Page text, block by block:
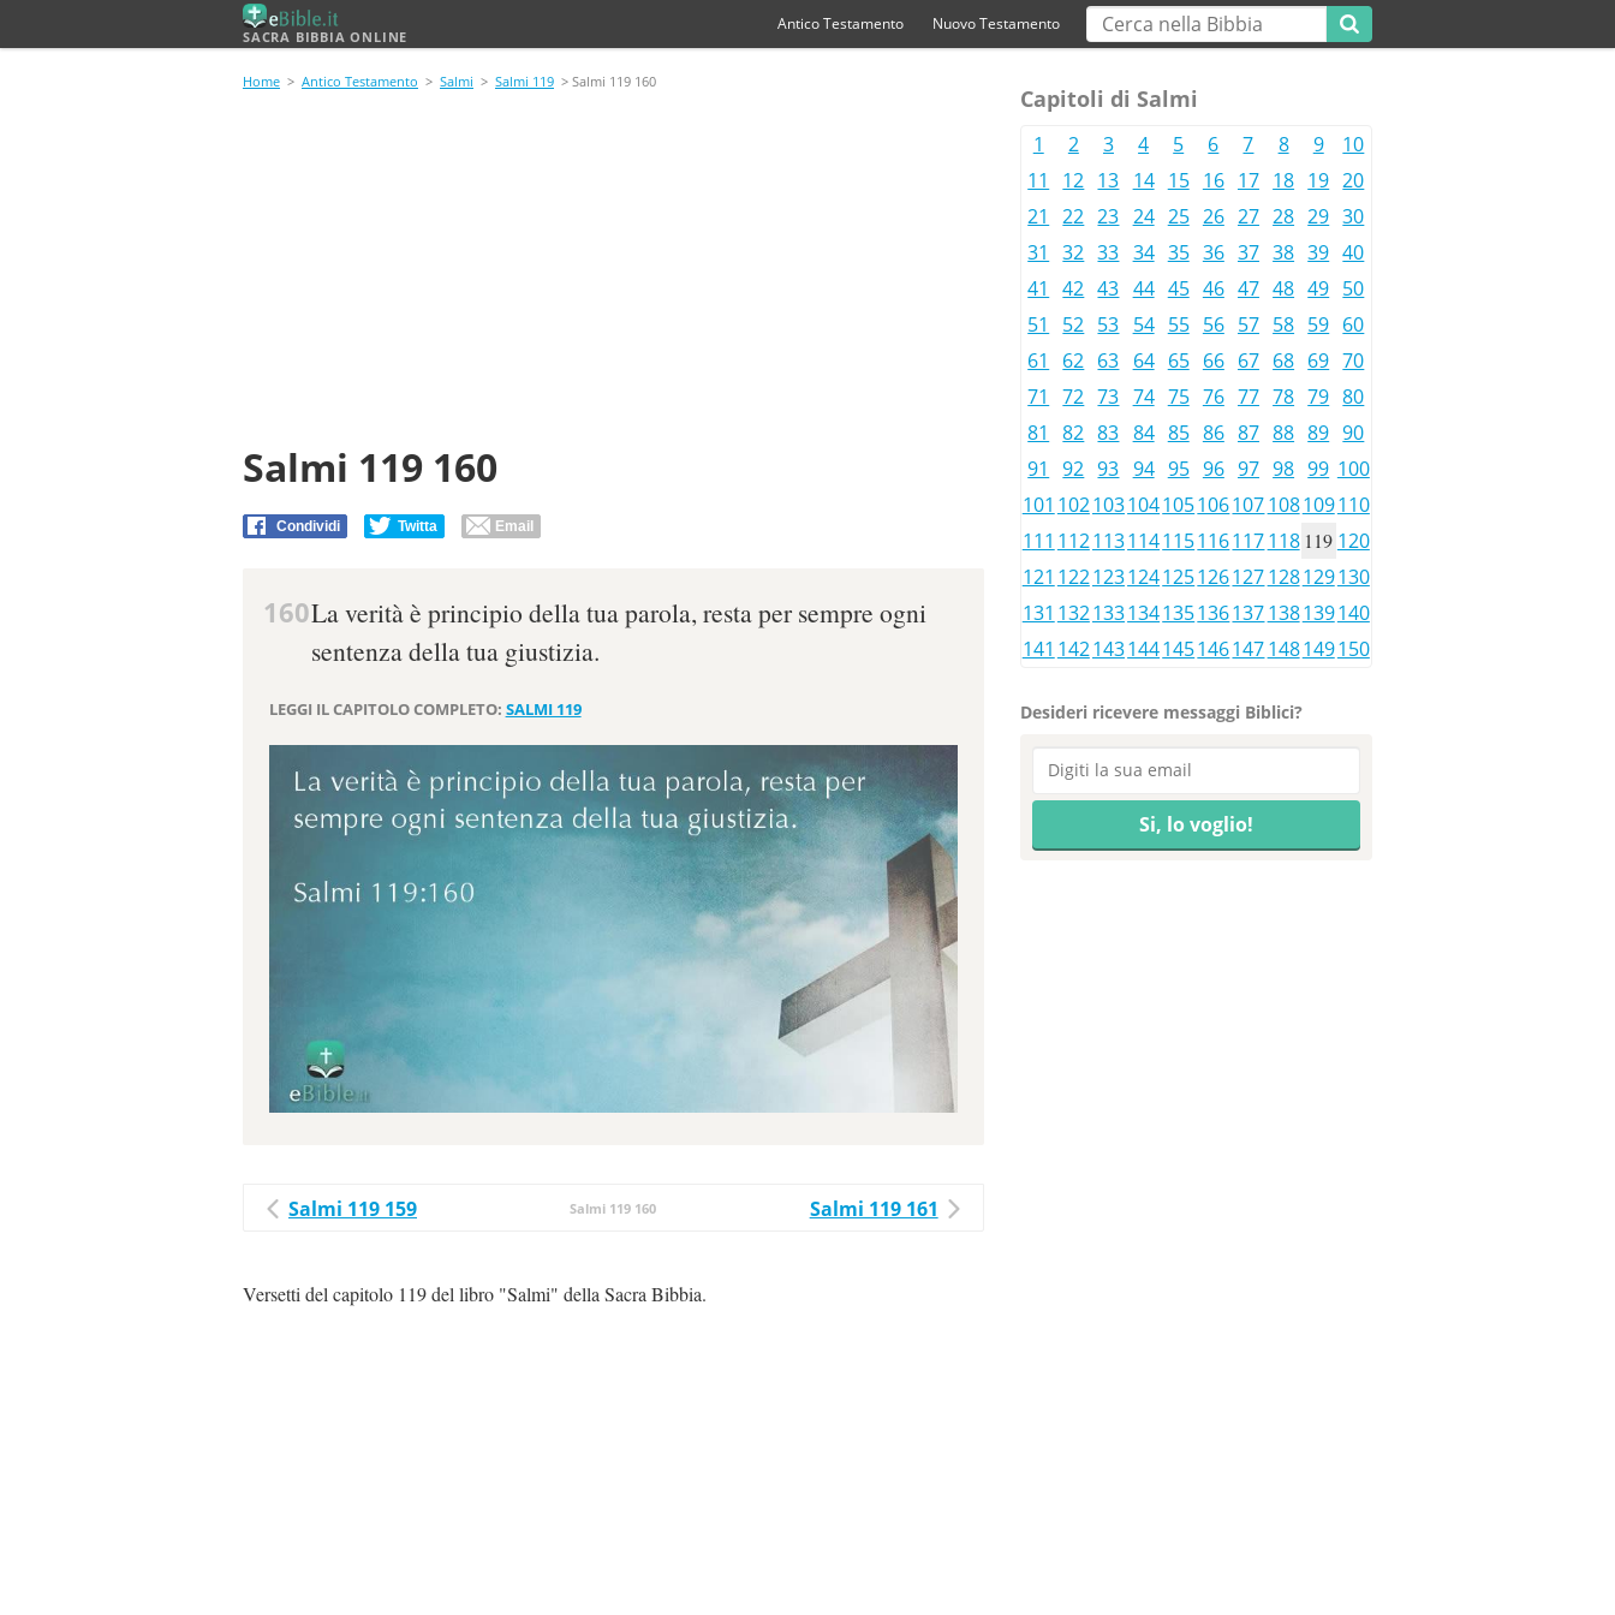
SACRA BIBBIA ONLINE
Antico Testamento Nuovo Testamento
Home > Antico Testamento > Salmi > Salmi 119 > Salmi 119 160
Salmi 119 160
Condividi Twitta Email
160La verità è principio della tua parola, resta per sempre ogni
sentenza della tua giustizia.
LEGGI IL CAPITOLO COMPLETO: SALMI 119
Salmi 119 159 Salmi 119 160 Salmi 119 161
Versetti del capitolo 119 del libro "Salmi" della Sacra Bibbia.
Capitoli di Salmi
1 2 3 4 5 6 7 8 9
10
11
12 13 14 15 16 17 18 19 20
21
22 23 24 25 26 27 28 29 30
31
32 33 34 35 36 37 38 39 40
41
42 43 44 45 46 47 48 49 50
51
52 53 54 55 56 57 58 59 60
61
62 63 64 65 66 67 68 69 70
71
72 73 74 75 76 77 78 79 80
81
82 83 84 85 86 87 88 89 90
91
92 93 94 95 96 97 98 99 100
101 102103104105106107108109110
111 112113114115116117118 119 120
121 122123124125126127128129130
131 132133134135136137138139140
141 142143144145146147148149150
Desideri ricevere messaggi Biblici?